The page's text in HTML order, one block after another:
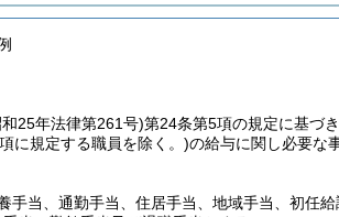
25年法律第261号)第24条第5項の規定に基づ
に規定する職員を除く。)の給与に関し必要な
手当、通勤手当、住居手当、地域手当、初任